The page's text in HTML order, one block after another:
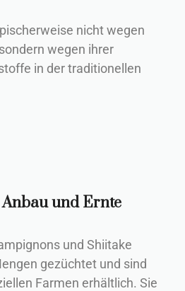
nicht wegen
wegen ihrer
in der traditionellen
und Ernte
und Shiitake
gezüchtet und sind
Farmen erhältlich. Sie